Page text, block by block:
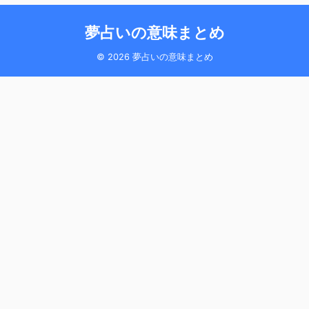
夢占いの意味まとめ
© 2026 夢占いの意味まとめ